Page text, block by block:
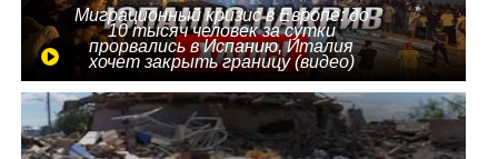
Миграционный кризис в Европе: до
10 тысяч человек за сутки
прорвались в Испанию, Италия
хочет закрыть границу (видео)